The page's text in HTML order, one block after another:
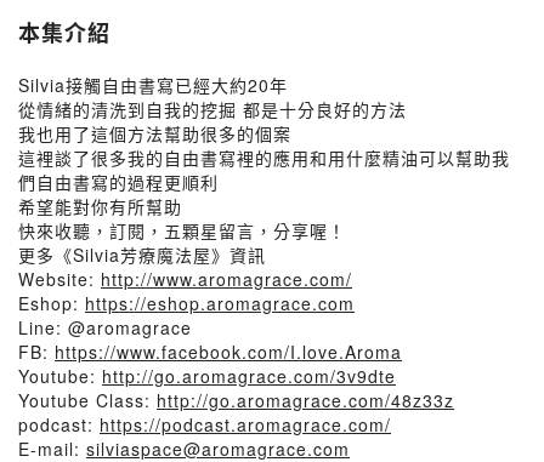
本集介紹
Silvia接觸自由書寫已經大約20年
從情緒的清洗到自我的挖掘 都是十分良好的方法
我也用了這個方法幫助很多的個案
這裡談了很多我的自由書寫裡的應用和用什麼精油可以幫助我
們自由書寫的過程更順利
希望能對你有所幫助
快來收聽，訂閱，五顆星留言，分享喔！
更多《Silvia芳療魔法屋》資訊
Website: http://www.aromagrace.com/
Eshop: https://eshop.aromagrace.com
Line: @aromagrace
FB: https://www.facebook.com/I.love.Aroma
Youtube: http://go.aromagrace.com/3v9dte
Youtube Class: http://go.aromagrace.com/48z33z
podcast: https://podcast.aromagrace.com/
E-mail: silviaspace@aromagrace.com